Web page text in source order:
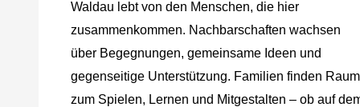
Waldau lebt von den Menschen, die hier
zusammenkommen. Nachbarschaften wachsen
über Begegnungen, gemeinsame Ideen und
gegenseitige Unterstützung. Familien finden Raum
zum Spielen, Lernen und Mitgestalten – ob auf